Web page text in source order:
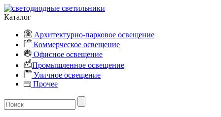
Каталог
Архитектурно-парковое освещение
Коммерческое освещение
Офисное освещение
Промышленное освещение
Уличное освещение
Прочее